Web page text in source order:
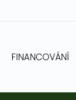
FINANCOVÁNÍ